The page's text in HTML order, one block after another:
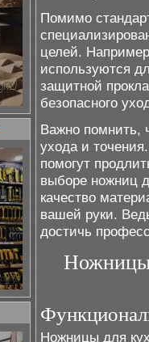
Помимо
целей.
используются
защитной
безопасного
Важно помнить,
ухода и
помогут
выборе ножниц
качество
вашей руки.
достичь
Ножницы
Ножницы для